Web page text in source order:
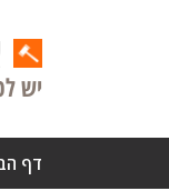
יש
דף